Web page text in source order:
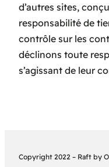
d’autres sites,
responsabilité de
contrôle sur les
déclinons toute
s’agissant de leur
Copyright 2022 – Raft by